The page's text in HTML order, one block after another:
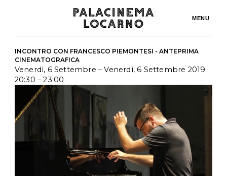
MENU
INCONTRO CON FRANCESCO PIEMONTESI - ANTEPRIMA
CINEMATOGRAFICA
Venerdì, 6 Settembre – Venerdì, 6 Settembre 2019
20:30 – 23:00